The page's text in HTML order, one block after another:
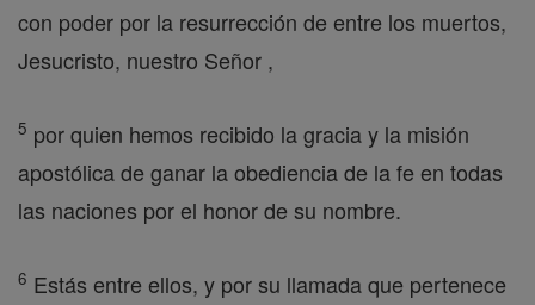
con poder por la resurrección de entre los muertos,
Jesucristo, nuestro Señor ,
5 por quien hemos recibido la gracia y la misión
apostólica de ganar la obediencia de la fe en todas
las naciones por el honor de su nombre.
6 Estás entre ellos, y por su llamada que pertenece